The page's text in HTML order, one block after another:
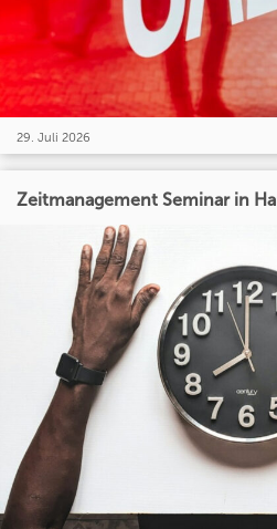
29. Juli 2026
Zeitmanagement Seminar in